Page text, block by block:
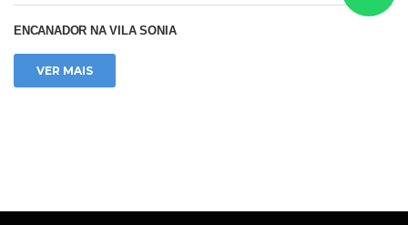
ENCANADOR NA VILA SONIA
VER MAIS